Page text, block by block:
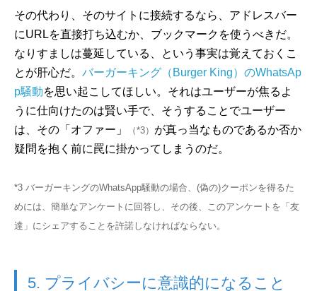
その代わり、そのサイトに接続するなら、アドレスバー
にURLを直接打ち込むか、ブックマークを使うべきだ。
なりすましは蔓延している、という事実は覚えておくこ
とが肝心だ。 バーガーキング（Burger King）のWhatsAp
p騒動を思い起こしてほしい。それはユーザーが焦るよ
うに仕向けたのは賢い手で、そうすることでユーザー
は、その「オファー」
（*3） が真っ当なものであるか否か
疑問を抱く前に罠に掛かってしまうのだ。
*3 バーガーキングのWhatsApp騒動の場合、(偽の)クーポンを得るた
めには、簡単なアンケートに回答し、その後、このアンケートを「友
達」にシェアすることを許諾しなければならない。
5. プライバシーに意識的になること